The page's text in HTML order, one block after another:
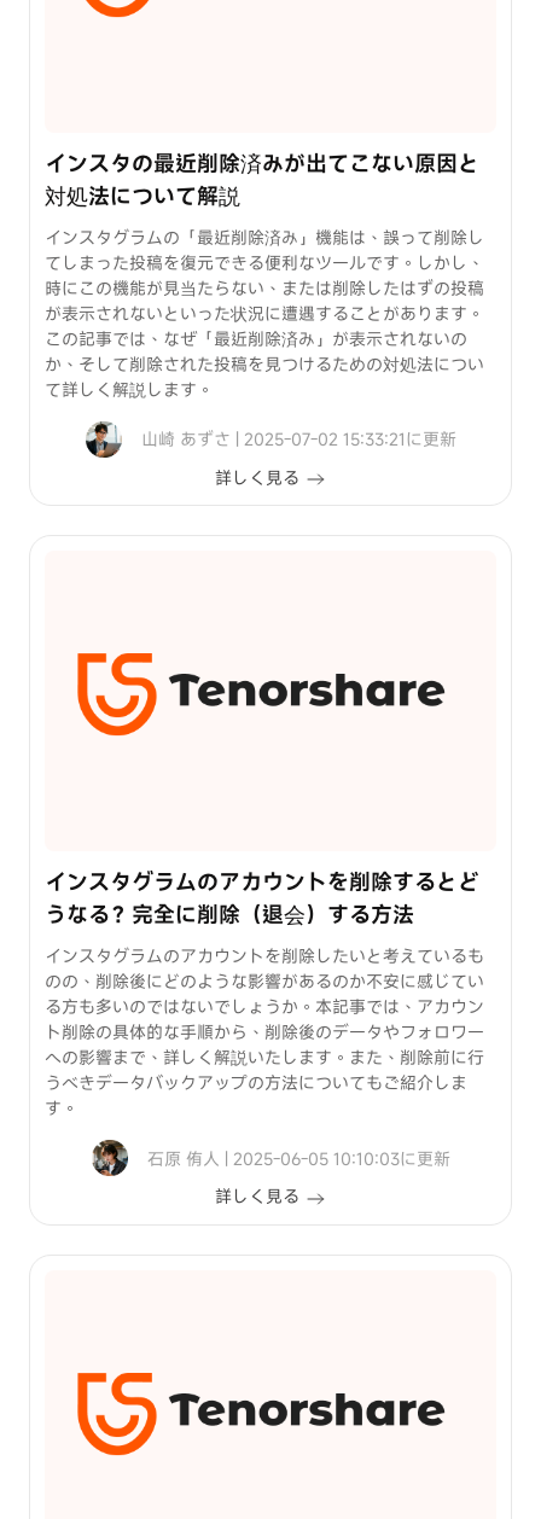
インスタの最近削除済みが出てこない原因と
対処法について解説
インスタグラムの「最近削除済み」機能は、誤って削除し
てしまった投稿を復元できる便利なツールです。しかし、
時にこの機能が見当たらない、または削除したはずの投稿
が表示されないといった状況に遭遇することがあります。
この記事では、なぜ「最近削除済み」が表示されないの
か、そして削除された投稿を見つけるための対処法につい
て詳しく解説します。
山崎 あずさ | 2025-07-02 15:33:21に更新
詳しく見る
インスタグラムのアカウントを削除するとど
うなる？完全に削除（退会）する方法
インスタグラムのアカウントを削除したいと考えているも
のの、削除後にどのような影響があるのか不安に感じてい
る方も多いのではないでしょうか。本記事では、アカウン
ト削除の具体的な手順から、削除後のデータやフォロワー
への影響まで、詳しく解説いたします。また、削除前に行
うべきデータバックアップの方法についてもご紹介しま
す。
石原 侑人 | 2025-06-05 10:10:03に更新
詳しく見る